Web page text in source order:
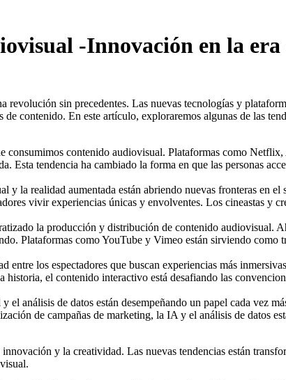
-Innovación en la
sin precedentes. Las nuevas tecnologías y
contenido. En este artículo, exploraremos algunas de las
consumimos contenido audiovisual. Plataformas como
Esta tendencia ha cambiado la forma en que las personas
y la realidad aumentada están abriendo nuevas fronteras en
vivir experiencias únicas y envolventes. Los cineastas y
la producción y distribución de contenido audiovisual.
Plataformas como YouTube y Vimeo están sirviendo como
entre los espectadores que buscan experiencias más
historia, el contenido interactivo está desafiando las
el análisis de datos están desempeñando un papel cada vez
de campañas de marketing, la IA y el análisis de datos
y la creatividad. Las nuevas tendencias están